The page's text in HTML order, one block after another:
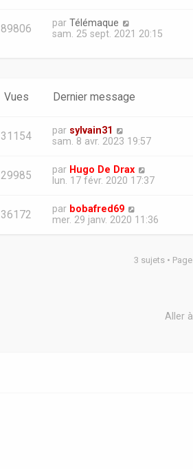
89806 par Télémaque
sam. 25 sept. 2021 20:15
Vues Dernier message
31154 par sylvain31
sam. 8 avr. 2023 19:57
29985 par Hugo De Drax
lun. 17 févr. 2020 17:37
36172 par bobafred69
mer. 29 janv. 2020 11:36
3 sujets • Page
Aller à